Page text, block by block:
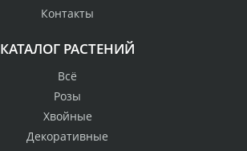
Контакты
КАТАЛОГ РАСТЕНИЙ
Всё
Розы
Хвойные
Декоративные